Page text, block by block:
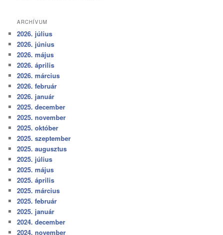
ARCHÍVUM
2026. július
2026. június
2026. május
2026. április
2026. március
2026. február
2026. január
2025. december
2025. november
2025. október
2025. szeptember
2025. augusztus
2025. július
2025. május
2025. április
2025. március
2025. február
2025. január
2024. december
2024. november